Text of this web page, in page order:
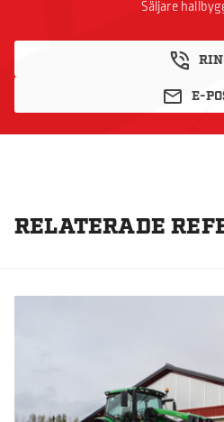
Säljare
E-
RELATERADE